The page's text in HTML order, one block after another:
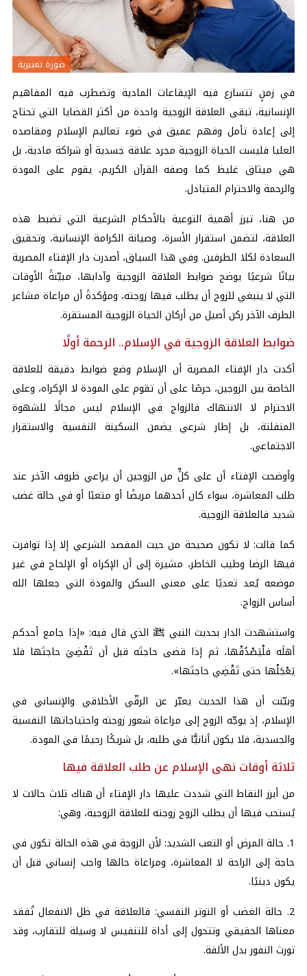
صورة تعبيرية
في زمنٍ تتسارع فيه الإيقاعات المادية وتضطرب فيه المفاهيم
الإنسانية، تبقى العلاقة الزوجية واحدة من أكثر القضايا التي تحتاج
إلى إعادة تأمل وفهم عميق في ضوء تعاليم الإسلام ومقاصده
العليا فليست الحياة الزوجية مجرد علاقة جسدية أو شراكة مادية، بل
هي ميثاق غليظ كما وصفه القرآن الكريم، يقوم على المودة
والرحمة والاحترام المتبادل.
من هنا، تبرز أهمية التوعية بالأحكام الشرعية التي تضبط هذه
العلاقة، لتضمن استقرار الأسرة، وصيانة الكرامة الإنسانية، وتحقيق
السعادة لكلا الطرفين. وفي هذا السياق، أصدرت دار الإفتاء المصرية
بيانًا شرعيًا يوضح ضوابط العلاقة الزوجية وآدابها، مبيّنةً الأوقات
التي لا ينبغي للزوج أن يطلب فيها زوجته، ومؤكدةً أن مراعاة مشاعر
الطرف الآخر ركن أصيل من أركان الحياة الزوجية المستقرة.
ضوابط العلاقة الزوجية في الإسلام.. الرحمة أولًا
أكدت دار الإفتاء المصرية أن الإسلام وضع ضوابط دقيقة للعلاقة
الخاصة بين الزوجين، حرصًا على أن تقوم على المودة لا الإكراه، وعلى
الاحترام لا الانتهاك فالزواج في الإسلام ليس مجالًا للشهوة
المنفلتة، بل إطار شرعي يضمن السكينة النفسية والاستقرار
الاجتماعي.
وأوضحت الإفتاء أن على كلٍّ من الزوجين أن يراعي ظروف الآخر عند
طلب المعاشرة، سواء كان أحدهما مريضًا أو متعبًا أو في حالة غضب
شديد فالعلاقة الزوجية.
كما قالت: لا تكون صحيحة من حيث المقصد الشرعي إلا إذا توافرت
فيها الرضا وطيب الخاطر، مشيرة إلى أن الإكراه أو الإلحاح في غير
موضعه يُعد تعديًا على معنى السكن والمودة التي جعلها الله
أساس الزواج.
واستشهدت الدار بحديث النبي ﷺ الذي قال فيه: «إذا جامع أحدكم
أهلَه فلْيَصْدُقْها، ثم إذا قضى حاجتَه قبل أن تَقْضِيَ حاجتَها فلا
يَعْجَلْها حتى تَقْضِي حاجتَها».
وبيّنت أن هذا الحديث يعبّر عن الرقّي الأخلاقي والإنساني في
الإسلام، إذ يوجّه الزوج إلى مراعاة شعور زوجته واحتياجاتها النفسية
والجسدية، فلا يكون أنانيًّا في طلبه، بل شريكًا رحيمًا في المودة.
ثلاثة أوقات نهى الإسلام عن طلب العلاقة فيها
من أبرز النقاط التي شددت عليها دار الإفتاء أن هناك ثلاث حالات لا
يُستحب فيها أن يطلب الزوج زوجته للعلاقة الزوجية، وهي:
1. حالة المرض أو التعب الشديد: لأن الزوجة في هذه الحالة تكون في
حاجة إلى الراحة لا المعاشرة، ومراعاة حالها واجب إنساني قبل أن
يكون دينيًا.
2. حالة الغضب أو التوتر النفسي: فالعلاقة في ظل الانفعال تُفقد
معناها الحقيقي وتتحول إلى أداة للتنفيس لا وسيلة للتقارب، وقد
تورث النفور بدل الألفة.